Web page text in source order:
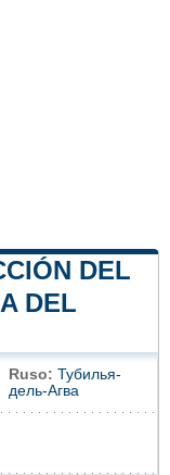
DEL
DEL
Ruso: Тубилья-
дель-Агва